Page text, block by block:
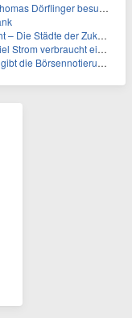
im Kammerbezirk Freiburg
der Zukunft sind grün-blau
ein Aufzug im Gebäude
der Frankfurter Wertpapierbörse bekannt